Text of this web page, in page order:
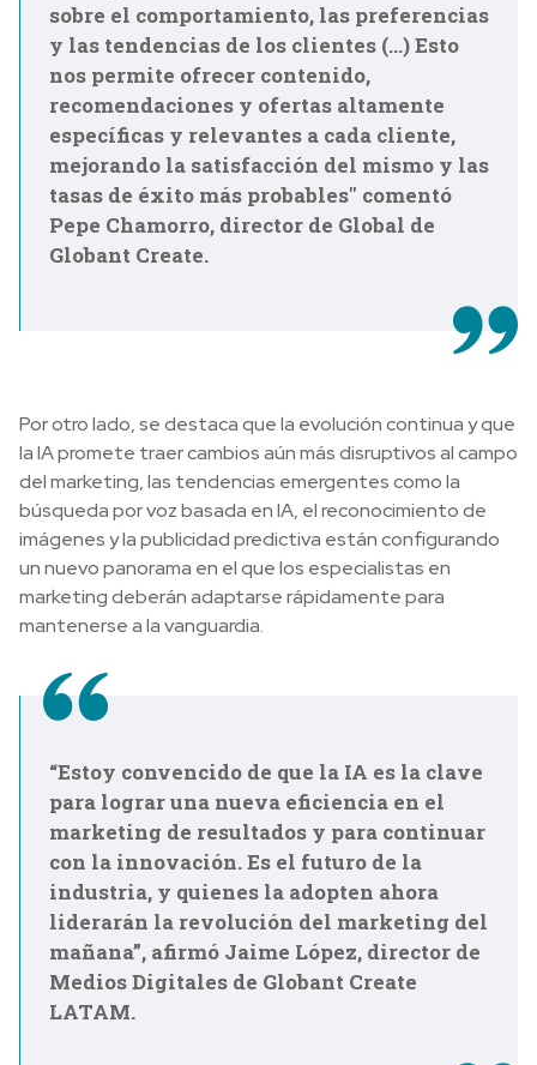
sobre el comportamiento, las preferencias
y las tendencias de los clientes (...) Esto
nos permite ofrecer contenido,
recomendaciones y ofertas altamente
específicas y relevantes a cada cliente,
mejorando la satisfacción del mismo y las
tasas de éxito más probables" comentó
Pepe Chamorro, director de Global de
Globant Create.
Por otro lado, se destaca que la evolución continua y que
la IA promete traer cambios aún más disruptivos al campo
del marketing, las tendencias emergentes como la
búsqueda por voz basada en IA, el reconocimiento de
imágenes y la publicidad predictiva están configurando
un nuevo panorama en el que los especialistas en
marketing deberán adaptarse rápidamente para
mantenerse a la vanguardia.
“Estoy convencido de que la IA es la clave
para lograr una nueva eficiencia en el
marketing de resultados y para continuar
con la innovación. Es el futuro de la
industria, y quienes la adopten ahora
liderarán la revolución del marketing del
mañana”, afirmó Jaime López, director de
Medios Digitales de Globant Create
LATAM.